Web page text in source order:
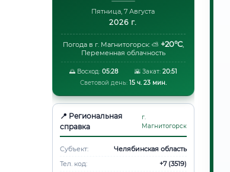
Пятница, 7 Августа
2026 г.
Погода в г. Магнитогорск: ⛅ +20°C,
Переменная облачность
🌅 Восход: 05:28 🌇 Закат: 20:51
Световой день: 15 ч. 23 мин.
📍 Региональная
справка
г.
Магнитогорск
Субъект:
Челябинская область
Тел. код:
+7 (3519)